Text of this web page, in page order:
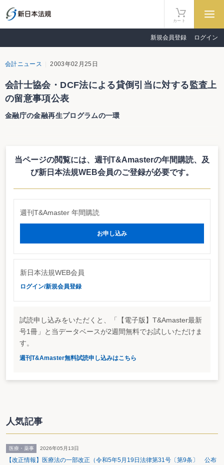
カート
新規会員登録 ログイン
会計ニュース 2003年02月25日
会計士協会・DCF法による貸倒引当に対する監査上
の留意事項公表
金融庁の金融再生プログラムの一環
合の監査上の留意事項｣を公表した。これは、銀行がＤＣＦ法により貸倒引当
金を計上している場合に、銀行等監査特別委員会報告第４号に従って貸倒引当
金の妥当性を判断する上での留意事項として取りまとめたもの。平成１４年１
当ページの閲覧には、週刊T&Amasterの年間購読、 及
び新日本法規WEB会員のご登録が必要です。
週刊T&Amaster 年間購読
お申し込み
新日本法規WEB会員
ログイン/新規会員登録
試読申し込みをいただくと、「【電子版】T&Amaster最新
号1冊」と当データベースが2週間無料でお試しいただけま
す。
週刊T&Amaster無料試読申し込みはこちら
人気記事
医療・薬事 2026年05月13日
【改正情報】医療法の一部改正（令和5年5月19日法律第31号〔第9条〕 公布